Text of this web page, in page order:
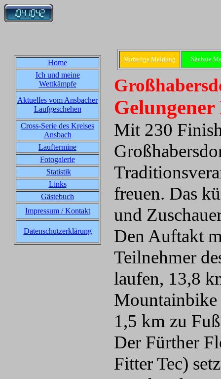
Home
Ich und meine
Wettkämpfe
Aktuelles vom Ansbacher
Laufgeschehen
Cross-Serie des Kreises
Ansbach
Lauftermine
Fotogalerie
Statistik
Links
Gästebuch
Impressum / Kontakt
Datenschutzerklärung
Vorherige Meldung Nächste
Mit 230
freuen. Das
und
Den Auftakt
Teilnehmer
laufen, 13,8
Mountainbike
1,5 km zu
Der Fürther
Fitter Tec)